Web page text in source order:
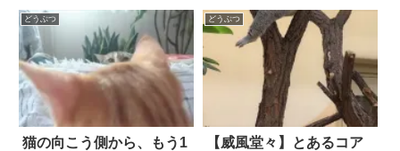
る…！
どうぶつ
猫の向こう側から、もう1
どうぶつ
【威風堂々】とあるコア